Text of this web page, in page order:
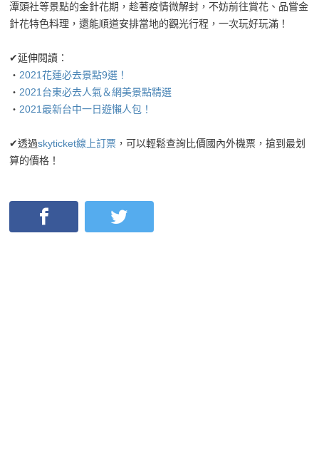
潭頭社等景點的金針花期，趁著疫情微解封，不妨前往賞花、品嘗金
針花特色料理，還能順道安排當地的觀光行程，一次玩好玩滿！
✔延伸閱讀：
・2021花蓮必去景點9選！
・2021台東必去人氣＆網美景點精選
・2021最新台中一日遊懶人包！
✔透過skyticket線上訂票 ，可以輕鬆查詢比價國內外機票，搶到最划
算的價格！